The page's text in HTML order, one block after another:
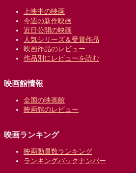
上映中の映画
今週の新作映画
近日公開の映画
人気シリーズ＆受賞作品
映画作品のレビュー
作品別にレビューを読む
映画館情報
全国の映画館
映画館のレビュー
映画ランキング
映画動員数ランキング
ランキングバックナンバー